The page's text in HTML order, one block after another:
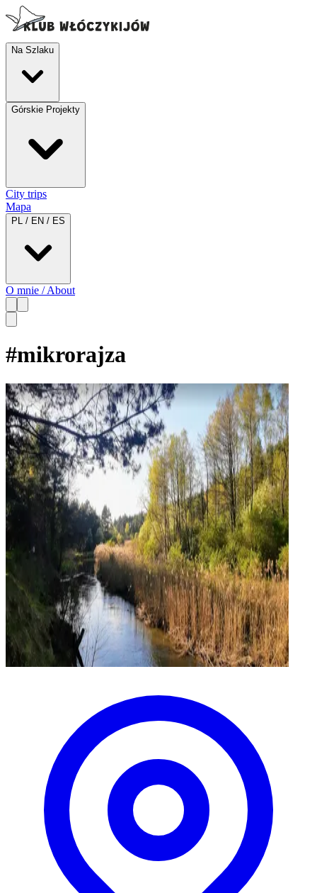
Na Szlaku
Górskie Projekty
City trips
Mapa
PL / EN / ES
O mnie / About
#mikrorajza